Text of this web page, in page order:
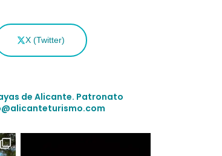
X (Twitter)
de Alicante. Patronato